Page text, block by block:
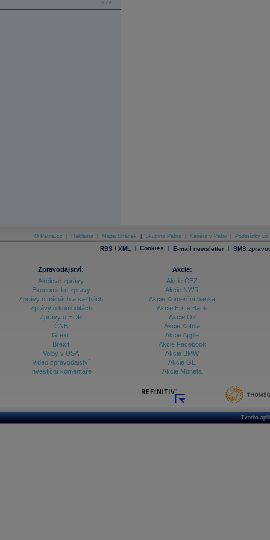
více...
O Patria.cz Reklama Mapa Stránek Skupina Patria Kariéra v Patrii Podmínky
RSS / XML | Cookies | E-mail newsletter | SMS
Zpravodajství:
Akciové zprávy
Ekonomické zprávy
Zprávy o měnách a sazbách
Zprávy o komoditách
Zprávy o HDP
ČNB
Grexit
Brexit
Volby v USA
Video zpravodajství
Investiční komentáře
Akcie:
Akcie ČEZ
Akcie NWR
Akcie Komerční banka
Akcie Erste Bank
Akcie O2
Akcie Kofola
Akcie Apple
Akcie Facebook
Akcie BMW
Akcie GE
Akcie Moneta
Tvorba